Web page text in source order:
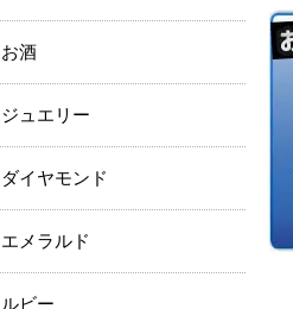
お酒
ジュエリー
ダイヤモンド
エメラルド
ルビー